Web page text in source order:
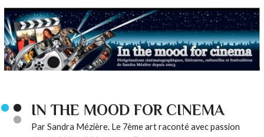
IN THE MOOD FOR CINEMA
Par Sandra Mézière. Le 7ème art raconté avec passion